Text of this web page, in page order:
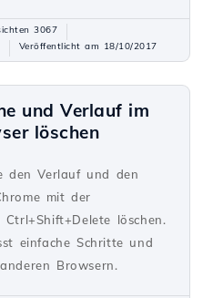
3067
Veröffentlicht am 18/10/2017
und Verlauf im
löschen
den Verlauf und den
mit der
löschen.
einfache Schritte und
Browsern.